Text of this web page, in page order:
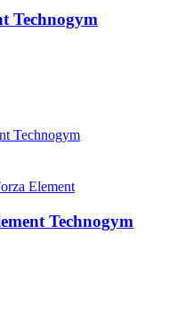
Technogym
Element
Technogym